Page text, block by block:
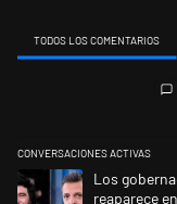
TODOS LOS COMENTARIOS
CONVERSACIONES ACTIVAS
Este listado muestra
Un artículo deLos
reaparece